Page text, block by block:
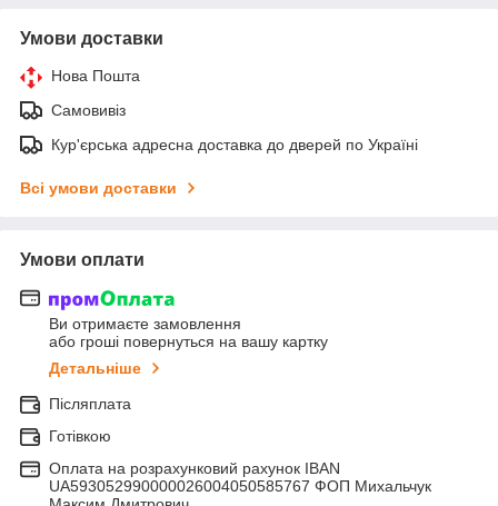
Умови доставки
Нова Пошта
Самовивіз
Кур'єрська адресна доставка до дверей по Україні
Всі умови доставки
Умови оплати
Ви отримаєте замовлення
або гроші повернуться на вашу картку
Детальніше
Післяплата
Готівкою
Оплата на розрахунковий рахунок IBAN
UA593052990000026004050585767 ФОП Михальчук